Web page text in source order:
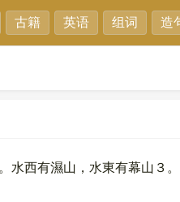
古籍 英语 组词 造
水西有濕山，水東有幕山３